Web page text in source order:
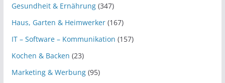
Gesundheit & Ernährung(347)
Haus, Garten & Heimwerker(167)
IT – Software – Kommunikation (157)
Kochen & Backen (23)
Marketing & Werbung(95)